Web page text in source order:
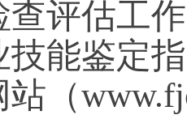
查评估工
技能鉴定
（